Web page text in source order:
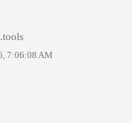
7:06:08 AM